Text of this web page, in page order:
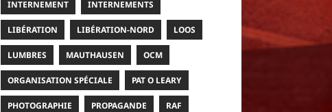
INTERNEMENT INTERNEMENTS
LIBÉRATION LIBÉRATION-NORD LOOS
LUMBRES MAUTHAUSEN OCM
ORGANISATION SPÉCIALE PAT O LEARY
PHOTOGRAPHIE PROPAGANDE RAF